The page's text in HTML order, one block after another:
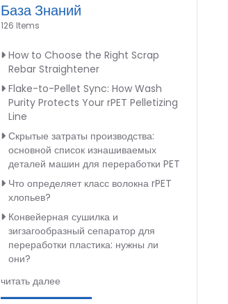
База Знаний
126 Items
How to Choose the Right Scrap
Rebar Straightener
Flake-to-Pellet Sync: How Wash
Purity Protects Your rPET Pelletizing
Line
Скрытые затраты производства:
основной список изнашиваемых
деталей машин для переработки PET
Что определяет класс волокна rPET
хлопьев?
Конвейерная сушилка и
зигзагообразный сепаратор для
переработки пластика: нужны ли
они?
читать далее